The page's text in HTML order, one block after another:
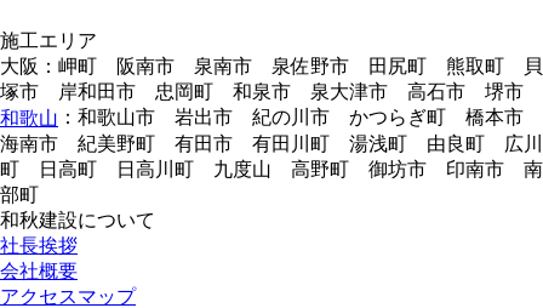
施工エリア
大阪：岬町 阪南市 泉南市 泉佐野市 田尻町 熊取町 貝
塚市 岸和田市 忠岡町 和泉市 泉大津市 高石市 堺市
和歌山 ：和歌山市 岩出市 紀の川市 かつらぎ町 橋本市
海南市 紀美野町 有田市 有田川町 湯浅町 由良町 広川
町 日高町 日高川町 九度山 高野町 御坊市 印南市 南
部町
和秋建設について
社長挨拶
会社概要
アクセスマップ